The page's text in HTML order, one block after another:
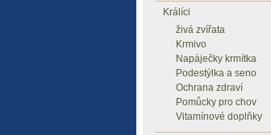
Králíci
živá zvířata
Krmivo
Napáječky krmítka
Podestýlka a seno
Ochrana zdraví
Pomůcky pro chov
Vitamínové doplňky